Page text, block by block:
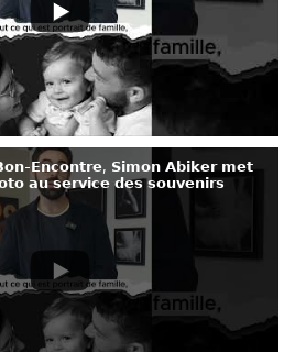
𝗘𝗻𝗰𝗼𝗻𝘁𝗿𝗲, 𝗦𝗶𝗺𝗼𝗻 𝗔𝗯𝗶𝗸𝗲𝗿 𝗺𝗲𝘁
𝗮𝘂 𝘀𝗲𝗿𝘃𝗶𝗰𝗲 𝗱𝗲𝘀 𝘀𝗼𝘂𝘃𝗲𝗻𝗶𝗿𝘀